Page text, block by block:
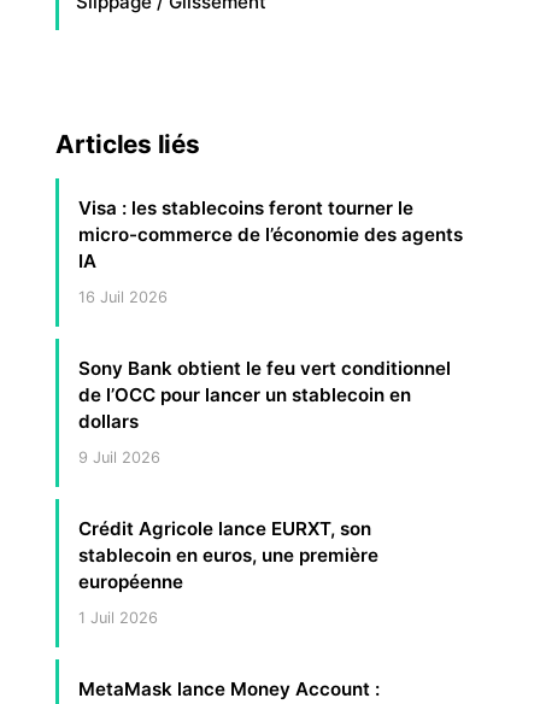
Articles liés
Visa : les stablecoins feront tourner le
micro-commerce de l’économie des agents
IA
16 Juil 2026
Sony Bank obtient le feu vert conditionnel
de l’OCC pour lancer un stablecoin en
dollars
9 Juil 2026
Crédit Agricole lance EURXT, son
stablecoin en euros, une première
européenne
1 Juil 2026
MetaMask lance Money Account :